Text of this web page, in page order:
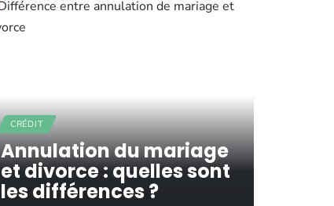
CRÉDIT
Annulation du mariage
et divorce : quelles sont
les différences ?